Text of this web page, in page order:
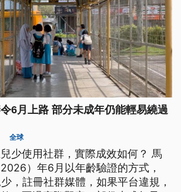
6月上路 部分未成年仍能輕易繞過
全球
少使用社群，實際成效如何？ 馬
）年6月以年齡驗證的方式，
，註冊社群媒體，如果平台違規，